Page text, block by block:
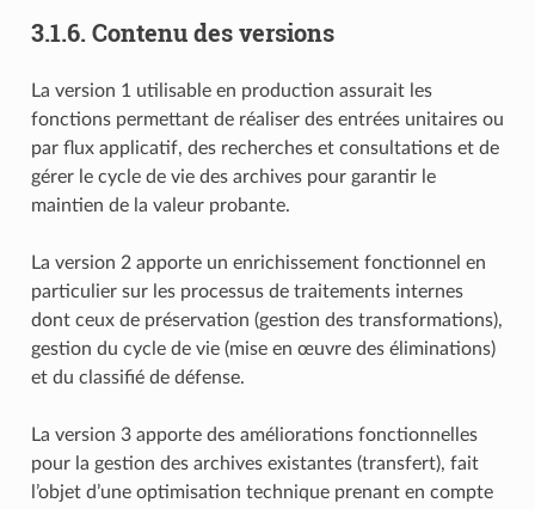
3.1.6. Contenu des versions
La version 1 utilisable en production assurait les
fonctions permettant de réaliser des entrées unitaires ou
par flux applicatif, des recherches et consultations et de
gérer le cycle de vie des archives pour garantir le
maintien de la valeur probante.
La version 2 apporte un enrichissement fonctionnel en
particulier sur les processus de traitements internes
dont ceux de préservation (gestion des transformations),
gestion du cycle de vie (mise en œuvre des éliminations)
et du classifié de défense.
La version 3 apporte des améliorations fonctionnelles
pour la gestion des archives existantes (transfert), fait
l’objet d’une optimisation technique prenant en compte